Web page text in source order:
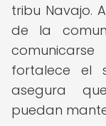
tribu Navajo.
de la
fortalece el
asegura
puedan